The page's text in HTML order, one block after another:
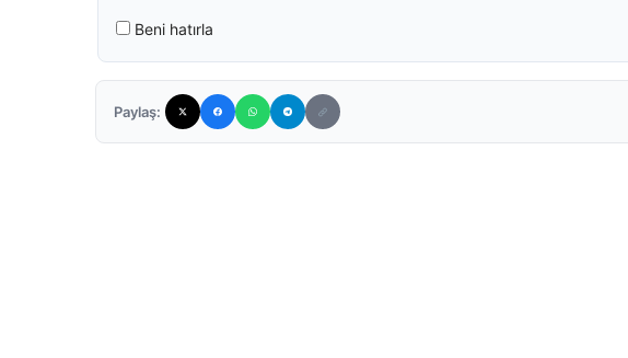
Beni hatırla
Paylaş: